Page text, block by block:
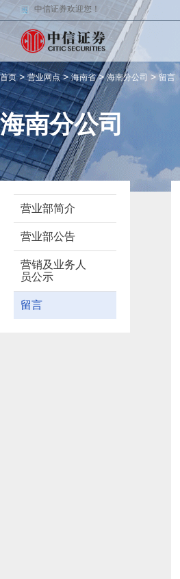
中信证券欢迎您！
首页>营业网点>海南省>海南分公司 >留言
海南分公司
营业部简介
营业部公告
营销及业务人
员公示
留言